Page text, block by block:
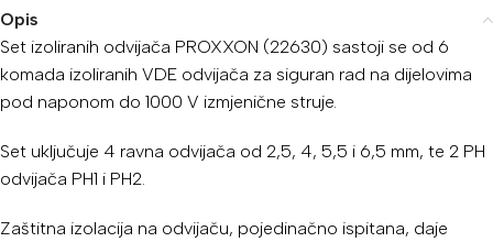
Opis
Set izoliranih odvijača PROXXON (22630) sastoji se od 6
komada izoliranih VDE odvijača za siguran rad na dijelovima
pod naponom do 1000 V izmjenične struje.
Set uključuje 4 ravna odvijača od 2,5, 4, 5,5 i 6,5 mm, te 2 PH
odvijača PH1 i PH2.
Zaštitna izolacija na odvijaču, pojedinačno ispitana, daje